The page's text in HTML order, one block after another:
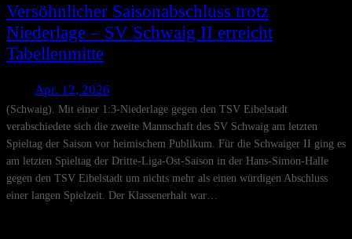
Versöhnlicher Saisonabschluss trotz
Niederlage – SV Schwaig II erreicht
Tabellenmitte
Apr. 12, 2026
(Schwaig). Mit einer 1:3-Niederlage gegen den TSV Eibelstadt
verabschiedete sich die zweite Mannschaft des SV Schwaig am letzten
Spieltag der Saison vor heimischem Publikum. Für die Schwaiger II ging es
am letzten Spieltag der Dritte-Liga-Ost-Saison in der Hans-Simon-Halle
gegen den TSV Eibelstadt um nichts mehr als einen würdigen Abschluss
einer langen Spielzeit. Der Klassenerhalt war…